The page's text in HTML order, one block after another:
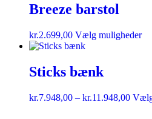
Breeze barstol
kr.2.699,00 Vælg muligheder
Sticks bænk
kr.7.948,00 – kr.11.948,00